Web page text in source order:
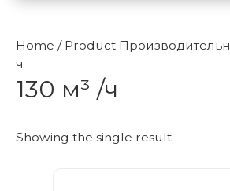
Каталог
Вертикальные многоступенчатые
Вертикальные многоступенчатые
Home / Product
ч
130 м³ /ч
Showing the single result